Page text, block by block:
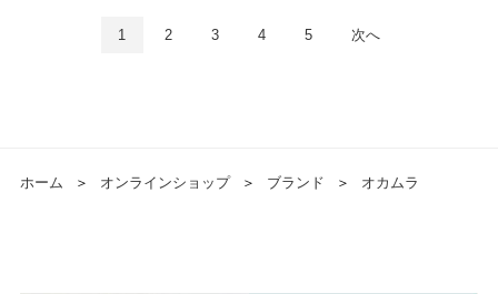
1 2 3 4 5 次へ
ホーム ＞ オンラインショップ ＞ ブランド ＞ オカムラ